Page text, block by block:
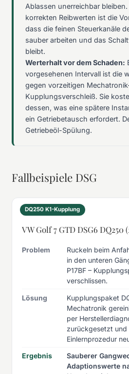
Ablassen unerreichbar
korrekten Reibwerten ist die
dass die feinen Steuerkanäle
sauber arbeiten und das
bleibt.
Werterhalt vor dem Schaden:
vorgesehenen Intervall ist die
gegen vorzeitigen
Kupplungsverschleiß. Sie
dessen, was eine spätere
ein Getriebetausch erfordert.
Getriebeöl-Spülung.
Fallbeispiele DSG
DQ250 K1-Kupplung
VW Golf 7 GTD DSG6 DQ250
Problem
Ruckeln beim
in den unteren
P17BF –
verschlissen.
Lösung
Kupplungspaket
Mechatronik
per
zurückgesetzt und
Einlernprozedur
Ergebnis
Sauberer
Adaptionswerte